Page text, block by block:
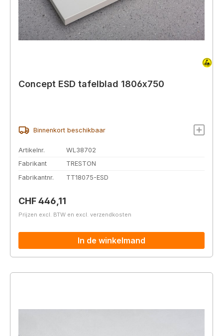
Concept ESD tafelblad 1806x750
Binnenkort beschikbaar
Artikelnr.
WL38702
Fabrikant
TRESTON
Fabrikantnr.
TT18075-ESD
Normale prijs:
CHF 446,11
Prijzen excl. BTW en excl. verzendkosten
In de winkelmand